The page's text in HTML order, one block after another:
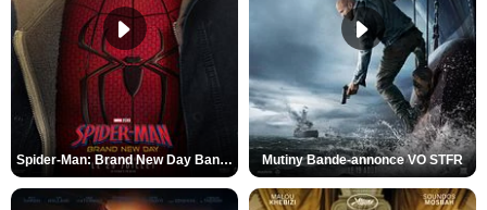
Spider-Man: Brand New Day Bande-annonce VO STFR Mutiny Bande-annonce VO STFR